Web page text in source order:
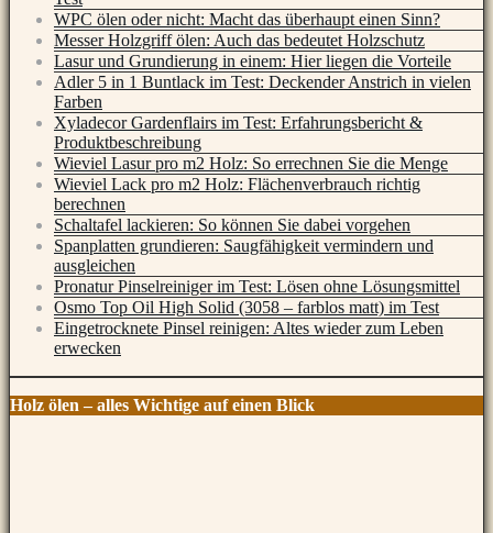
WPC ölen oder nicht: Macht das überhaupt einen Sinn?
Messer Holzgriff ölen: Auch das bedeutet Holzschutz
Lasur und Grundierung in einem: Hier liegen die Vorteile
Adler 5 in 1 Buntlack im Test: Deckender Anstrich in vielen
Farben
Xyladecor Gardenflairs im Test: Erfahrungsbericht &
Produktbeschreibung
Wieviel Lasur pro m2 Holz: So errechnen Sie die Menge
Wieviel Lack pro m2 Holz: Flächenverbrauch richtig
berechnen
Schaltafel lackieren: So können Sie dabei vorgehen
Spanplatten grundieren: Saugfähigkeit vermindern und
ausgleichen
Pronatur Pinselreiniger im Test: Lösen ohne Lösungsmittel
Osmo Top Oil High Solid (3058 – farblos matt) im Test
Eingetrocknete Pinsel reinigen: Altes wieder zum Leben
erwecken
Holz ölen – alles Wichtige auf einen Blick